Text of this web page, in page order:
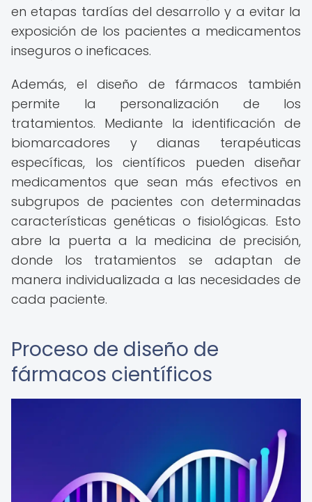
en etapas tardías del desarrollo y a evitar la
exposición de los pacientes a medicamentos
inseguros o ineficaces.
Además, el diseño de fármacos también
permite la personalización de los
tratamientos. Mediante la identificación de
biomarcadores y dianas terapéuticas
específicas, los científicos pueden diseñar
medicamentos que sean más efectivos en
subgrupos de pacientes con determinadas
características genéticas o fisiológicas. Esto
abre la puerta a la medicina de precisión,
donde los tratamientos se adaptan de
manera individualizada a las necesidades de
cada paciente.
Proceso de diseño de
fármacos científicos